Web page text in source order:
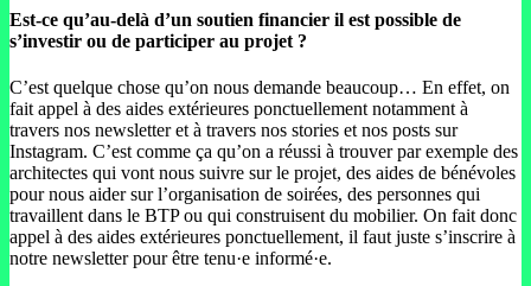
Est-ce qu’au-delà d’un soutien financier il est possible de
s’investir ou de participer au projet ?
C’est quelque chose qu’on nous demande beaucoup… En effet, on
fait appel à des aides extérieures ponctuellement notamment à
travers nos newsletter et à travers nos stories et nos posts sur
Instagram. C’est comme ça qu’on a réussi à trouver par exemple des
architectes qui vont nous suivre sur le projet, des aides de bénévoles
pour nous aider sur l’organisation de soirées, des personnes qui
travaillent dans le BTP ou qui construisent du mobilier. On fait donc
appel à des aides extérieures ponctuellement, il faut juste s’inscrire à
notre newsletter pour être tenu·e informé·e.